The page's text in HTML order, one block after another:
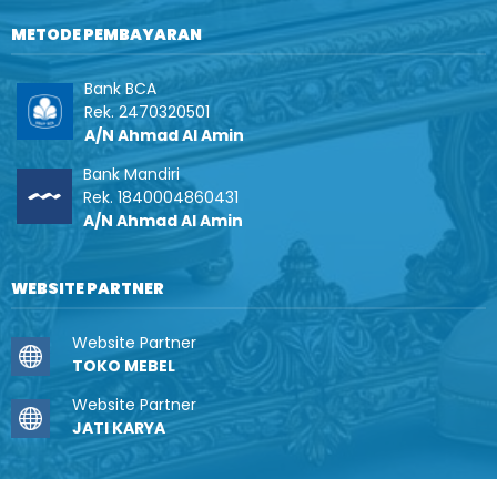
METODE PEMBAYARAN
Bank BCA
Rek. 2470320501
A/N Ahmad Al Amin
Bank Mandiri
Rek. 1840004860431
A/N Ahmad Al Amin
WEBSITE PARTNER
Website Partner
TOKO MEBEL
Website Partner
JATI KARYA